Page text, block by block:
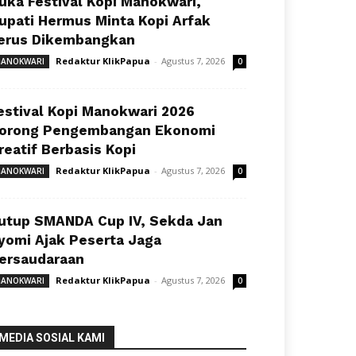
Hermus Minta Kopi Arfak
Dikembangkan
Redaktur KlikPapua - Agustus 7, 2026 0
Kopi Manokwari 2026
Pengembangan Ekonomi
Berbasis Kopi
Redaktur KlikPapua - Agustus 7, 2026 0
SMANDA Cup IV, Sekda Jan
Ajak Peserta Jaga
Redaktur KlikPapua - Agustus 7, 2026 0
MEDIA SOSIAL KAMI